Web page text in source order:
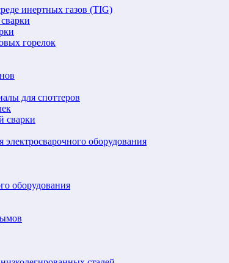
инертных газов (TIG)
горелок
для споттеров
сварки
оборудования
оборудования